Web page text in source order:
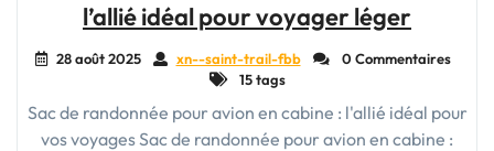
l’allié idéal pour voyager léger
28 août 2025 xn--saint-trail-fbb
0 Commentaires
15 tags
Sac de randonnée pour avion en cabine : l'allié idéal pour
vos voyages Sac de randonnée pour avion en cabine :